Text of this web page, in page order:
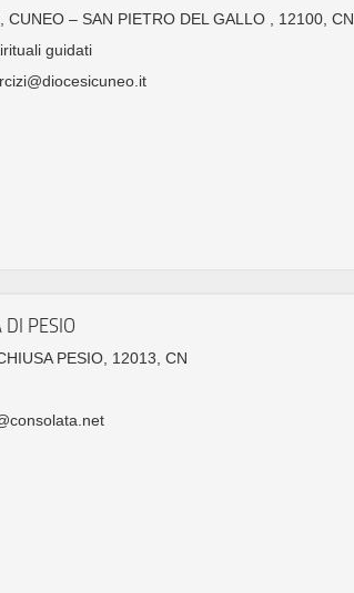
CUNEO – SAN PIETRO DEL GALLO , 12100, CN
guidati
DI PESIO
PESIO, 12013, CN